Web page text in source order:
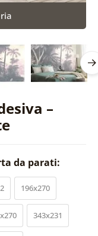
–
da parati:
196x270
343x231